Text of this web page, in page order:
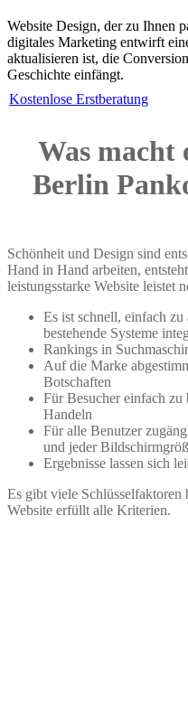
Website Design, der zu Ihnen
digitales Marketing entwirft
aktualisieren ist, die
Geschichte einfängt.
Kostenlose Erstberatung
Was macht
Berlin
Schönheit und Design sind
Hand in Hand arbeiten,
leistungsstarke Website leistet
Es ist schnell, einfach
bestehende Systeme
Rankings in
Auf die Marke
Botschaften
Für Besucher einfach
Handeln
Für alle Benutzer
und jeder
Ergebnisse lassen sich
Es gibt viele
Website erfüllt alle Kriterien.